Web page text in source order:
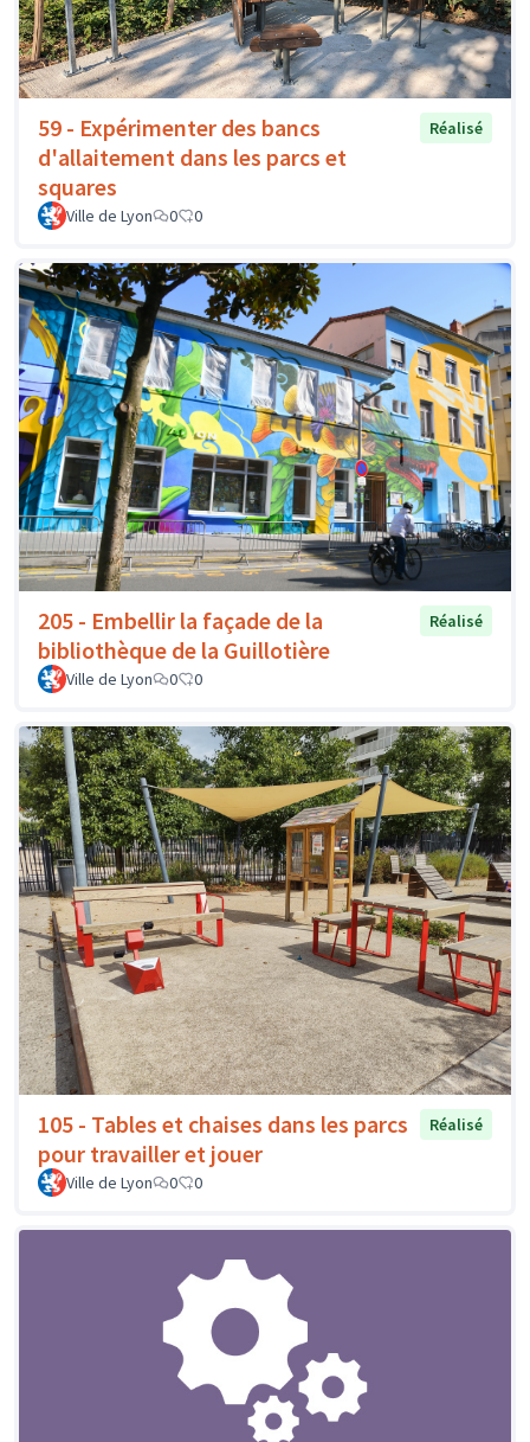
59 - Expérimenter des bancs
d'allaitement dans les parcs et
squares
Réalisé
Ville de Lyon 0 0
205 - Embellir la façade de la
bibliothèque de la Guillotière
Réalisé
Ville de Lyon 0 0
105 - Tables et chaises dans les parcs
pour travailler et jouer
Réalisé
Ville de Lyon 0 0